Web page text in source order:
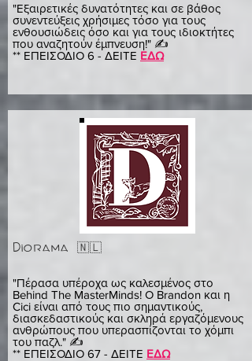
"Εξαιρετικές δυνατότητες και σε βάθος
συνεντεύξεις χρήσιμες τόσο για τους
ενθουσιώδεις όσο και για τους ιδιοκτήτες
που αναζητούν έμπνευση!" ✍️
** ΕΠΕΙΣΟΔΙΟ 6 - ΔΕΙΤΕ ΕΔΩ
Diorama 🇳🇱
"Πέρασα υπέροχα ως καλεσμένος στο
Behind The MasterMinds! Ο Brandon και η
Cici είναι από τους πιο σημαντικούς,
διασκεδαστικούς και σκληρά εργαζόμενους
ανθρώπους που υπερασπίζονται το χόμπι
του παζλ." ✍️
** ΕΠΕΙΣΟΔΙΟ 67 - ΔΕΙΤΕ ΕΔΩ